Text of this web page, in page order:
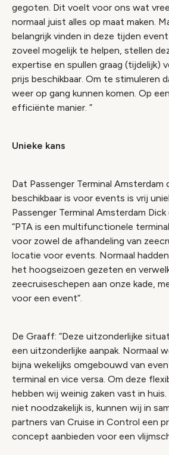
gegoten. Dit voelt voor ons wat
normaal juist alles op maat maken.
belangrijk vinden in deze tijden
zoveel mogelijk te helpen, stellen
expertise en spullen graag (tijdelijk)
prijs beschikbaar. Om te stimuleren
weer op gang kunnen komen. Op
efficiënte manier. ”
Unieke kans
Dat Passenger Terminal Amsterdam
beschikbaar is voor events is vrij
Passenger Terminal Amsterdam
“PTA is een multifunctionele
voor zowel de afhandeling van
locatie voor events. Normaal
het hoogseizoen gezeten en
zeecruiseschepen aan onze kade,
voor een event”.
De Graaff: “Deze uitzonderlijke
een uitzonderlijke aanpak. Normaal
bijna wekelijks omgebouwd van
terminal en vice versa. Om deze
hebben wij weinig zaken vast in
niet noodzakelijk is, kunnen wij in
partners van Cruise in Control een
concept aanbieden voor een